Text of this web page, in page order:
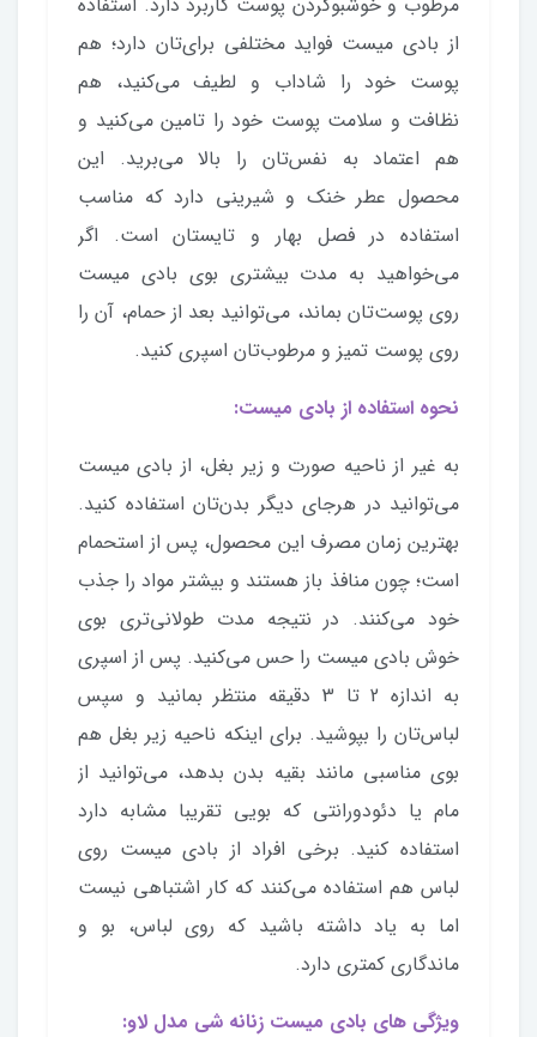
از بادی میست فواید مختلفی برای‌تان دارد؛ هم
پوست خود را شاداب و لطیف می‌کنید، هم
نظافت و سلامت پوست خود را تامین می‌کنید و
هم اعتماد به نفس‌تان را بالا می‌برید. این
محصول عطر خنک و شیرینی دارد که مناسب
استفاده در فصل بهار و تایستان است. اگر
می‌خواهید به مدت بیشتری بوی بادی میست
روی پوست‌تان بماند، می‌توانید بعد از حمام، آن را
روی پوست تمیز و مرطوب‌تان اسپری کنید.
نحوه استفاده از بادی میست:
به غیر از ناحیه صورت و زیر بغل، از بادی میست
می‌توانید در هرجای دیگر بدن‌تان استفاده کنید.
بهترین زمان مصرف این محصول، پس از استحمام
است؛ چون منافذ باز هستند و بیشتر مواد را جذب
خود می‌کنند. در نتیجه مدت طولانی‌تری بوی
خوش بادی میست را حس می‌کنید. پس از اسپری
به اندازه 2 تا 3 دقیقه منتظر بمانید و سپس
لباس‌تان را بپوشید. برای اینکه ناحیه زیر بغل هم
بوی مناسبی مانند بقیه بدن بدهد، می‌توانید از
مام یا دئودورانتی که بویی تقریبا مشابه دارد
استفاده کنید. برخی افراد از بادی میست روی
لباس هم استفاده می‌کنند که کار اشتباهی نیست
اما به یاد داشته باشید که روی لباس، بو و
ماندگاری کمتری دارد.
ویژگی های بادی میست زنانه شی مدل لاو: